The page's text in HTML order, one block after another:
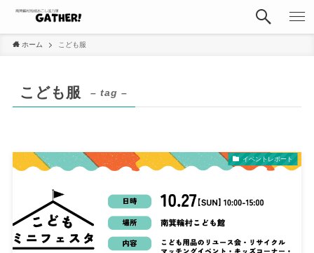
ホーム こども服
こども服 – tag –
イベントレポート